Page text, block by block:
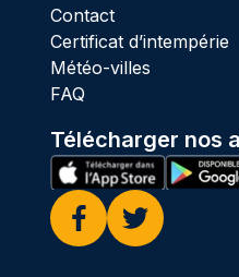
Contact
Certificat d’intempérie
Météo-villes
FAQ
Télécharger nos
Facebook
Twitter